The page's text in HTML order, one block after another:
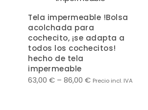
Tela impermeable !Bolsa
acolchada para
cochecito, ¡se adapta a
todos los cochecitos!
hecho de tela
impermeable
63,00€ –86,00€ Precio incl. IVA